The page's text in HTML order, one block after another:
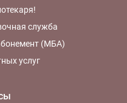
служба
(МБА)
услуг